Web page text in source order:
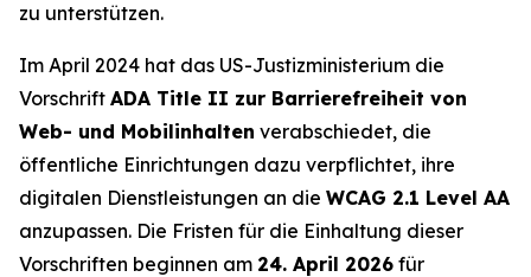
zu unterstützen.
Im April 2024 hat das US-Justizministerium die
Vorschrift ADA Title II zur Barrierefreiheit von
Web- und Mobilinhalten verabschiedet, die
öffentliche Einrichtungen dazu verpflichtet, ihre
digitalen Dienstleistungen an die WCAG 2.1 Level AA
anzupassen. Die Fristen für die Einhaltung dieser
Vorschriften beginnen am 24. April 2026 für